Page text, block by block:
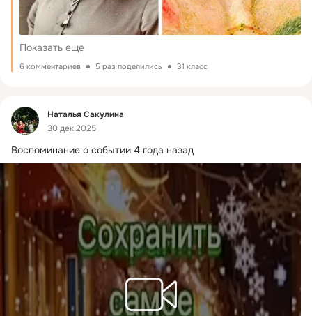
Показать еще
6 комментариев 5 раз поделились 31 класс
Фид
Наталья Сакулина
30 дек 2025
Воспоминание о событии 4 года назад